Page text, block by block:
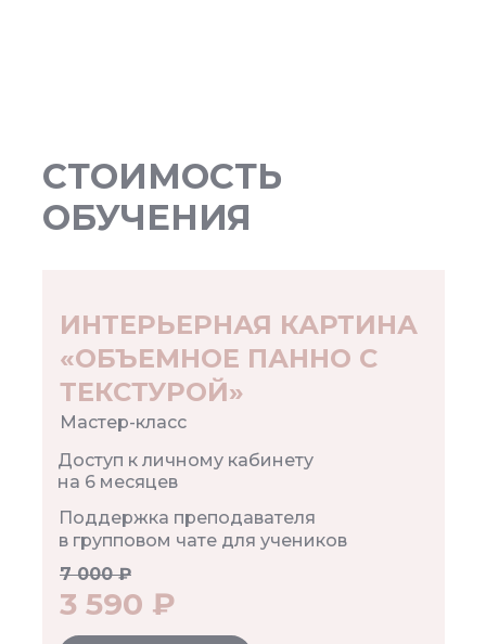
СТОИМОСТЬ
ОБУЧЕНИЯ
ИНТЕРЬЕРНАЯ КАРТИНА
«ОБЪЕМНОЕ ПАННО С
ТЕКСТУРОЙ»
Мастер-класс
7 000 ₽
Доступ к личному кабинету
на 6 месяцев
Поддержка преподавателя
в групповом чате для учеников
3 590 ₽